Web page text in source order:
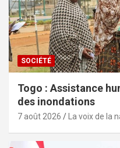
SOCIÉTÉ
Togo : Assistance
des inondations
7 août 2026 La voix de la